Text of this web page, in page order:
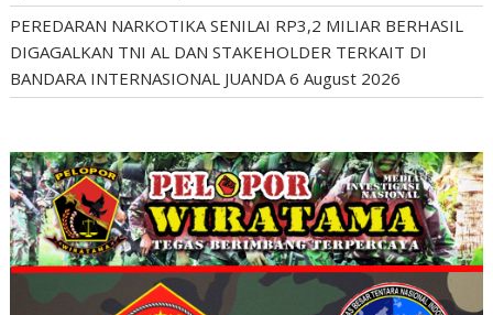
PEREDARAN NARKOTIKA SENILAI RP3,2 MILIAR BERHASIL
DIGAGALKAN TNI AL DAN STAKEHOLDER TERKAIT DI
BANDARA INTERNASIONAL JUANDA 6 August 2026